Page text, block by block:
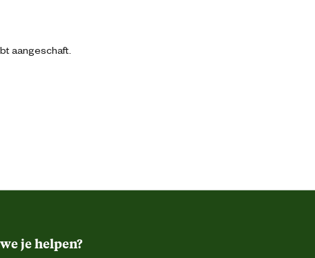
aangeschaft.
je helpen?